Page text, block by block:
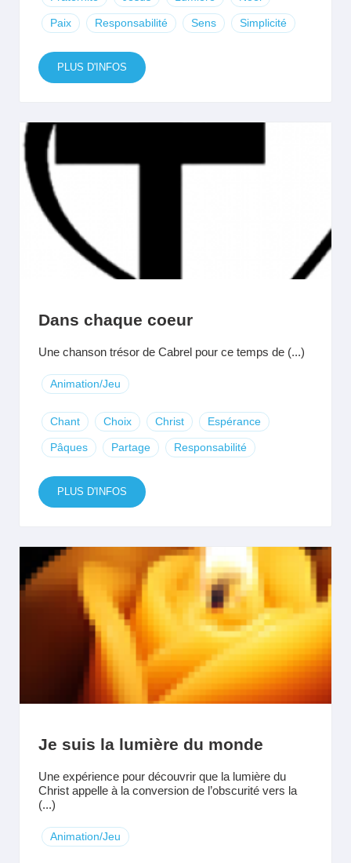
Paix Responsabilité Sens Simplicité
PLUS D'INFOS
Dans chaque coeur
Une chanson trésor de Cabrel pour ce temps de (...)
Animation/Jeu
Chant Choix Christ Espérance
Pâques Partage Responsabilité
PLUS D'INFOS
Je suis la lumière du monde
Une expérience pour découvrir que la lumière du
Christ appelle à la conversion de l’obscurité vers la
(...)
Animation/Jeu